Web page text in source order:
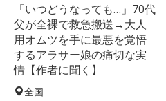
「いつどうなっても…」70代
父が全裸で救急搬送→大人
用オムツを手に最悪を覚悟
するアラサー娘の痛切な実
情【作者に聞く】
全国